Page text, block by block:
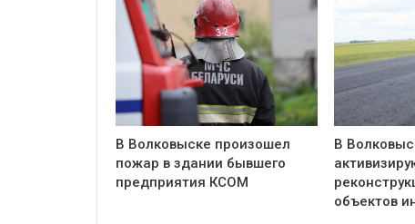
В Волковыске произошел
пожар в здании бывшего
предприятия КСОМ
В
объектов